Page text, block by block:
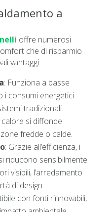
a
offre numerosi
che di risparmio
vantaggi:
: Funziona a basse
i consumi energetici
tradizionali.
calore si diffonde
fredde o calde.
: Grazie all’efficienza, i
riducono sensibilmente.
visibili, l’arredamento
di design.
con fonti rinnovabili,